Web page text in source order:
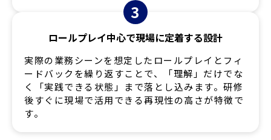
3
ロールプレイ中心で現場に定着する設計
実際の業務シーンを想定したロールプレイとフィ
ードバックを繰り返すことで、「理解」だけでな
く「実践できる状態」まで落とし込みます。研修
後すぐに現場で活用できる再現性の高さが特徴で
す。